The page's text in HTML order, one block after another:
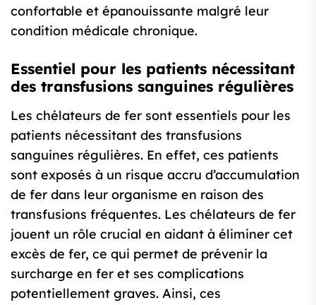
confortable et épanouissante malgré leur
condition médicale chronique.
Essentiel pour les patients nécessitant
des transfusions sanguines régulières
Les chélateurs de fer sont essentiels pour les
patients nécessitant des transfusions
sanguines régulières. En effet, ces patients
sont exposés à un risque accru d’accumulation
de fer dans leur organisme en raison des
transfusions fréquentes. Les chélateurs de fer
jouent un rôle crucial en aidant à éliminer cet
excès de fer, ce qui permet de prévenir la
surcharge en fer et ses complications
potentiellement graves. Ainsi, ces